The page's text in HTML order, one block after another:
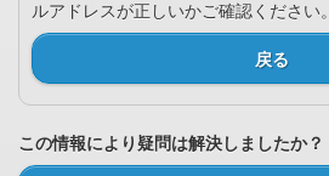
ルアドレスが正しいかご確認ください。
戻る
この情報により疑問は解決しましたか？